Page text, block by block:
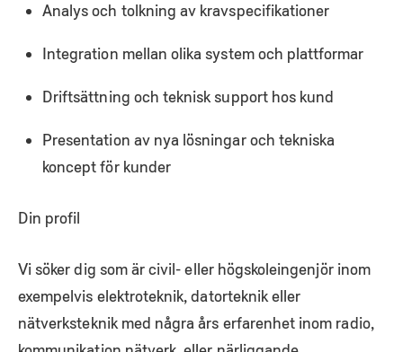
Analys och tolkning av kravspecifikationer
Integration mellan olika system och plattformar
Driftsättning och teknisk support hos kund
Presentation av nya lösningar och tekniska
koncept för kunder
Din profil
Vi söker dig som är civil- eller högskoleingenjör inom
exempelvis elektroteknik, datorteknik eller
nätverksteknik med några års erfarenhet inom radio,